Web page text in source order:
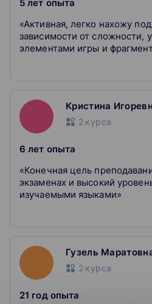
Отслеживаем прогресс и
Подстраиваем
ученика
5 лет опыта
«Активная, легко нахожу
зависимости от сложности,
элементами игры и
Кристина
2 курса
6 лет опыта
«Конечная цель
экзаменах и высокий
изучаемыми языками»
Гузель
2 курса
21 год опыта